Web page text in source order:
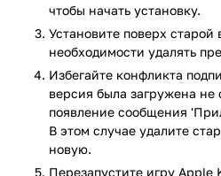
Прогресс: игра сохраняет
может вернуться к игре в любое
играть с того момента, где
Бесплатная и доступная: Apple
доступен для загрузки
покупок в приложении.
Как скачать игру
чтобы начать установку.
Установите поверх старой
необходимости удалять
Избегайте конфликта
версия была загружена
появление сообщения
В этом случае удалите
новую.
Перезапустите игру